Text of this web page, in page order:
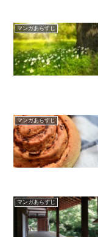
マンガあらすじ
マンガあらすじ
マンガあらすじ